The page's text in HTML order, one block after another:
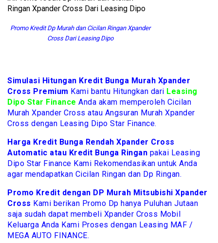
Promo Kredit Dp Murah dan Cicilan Ringan Xpander
Cross Dari Leasing Dipo
Simulasi Hitungan Kredit Bunga Murah Xpander
Cross Premium Kami bantu Hitungkan dari Leasing
Dipo Star Finance Anda akam memperoleh Cicilan
Murah Xpander Cross atau Angsuran Murah Xpander
Cross dengan Leasing Dipo Star Finance.
Harga Kredit Bunga Rendah Xpander Cross
Automatic atau Kredit Bunga Ringan pakai Leasing
Dipo Star Finance Kami Rekomendasikan untuk Anda
agar mendapatkan Cicilan Ringan dan Dp Ringan.
Promo Kredit dengan DP Murah Mitsubishi Xpander
Cross Kami berikan Promo Dp hanya Puluhan Jutaan
saja sudah dapat membeli Xpander Cross Mobil
Keluarga Anda Kami Proses dengan Leasing MAF /
MEGA AUTO FINANCE.